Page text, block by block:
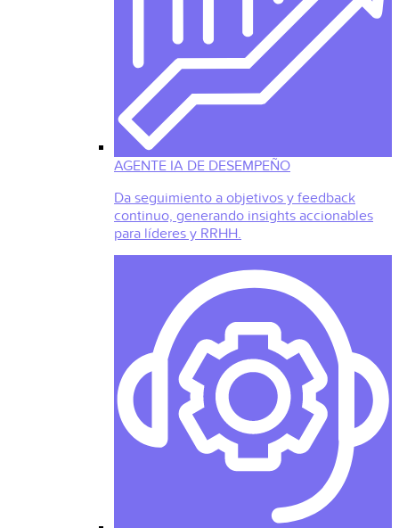
AGENTE IA DE DESEMPEÑO
Da seguimiento a objetivos y feedback
continuo, generando insights accionables
para líderes y RRHH.